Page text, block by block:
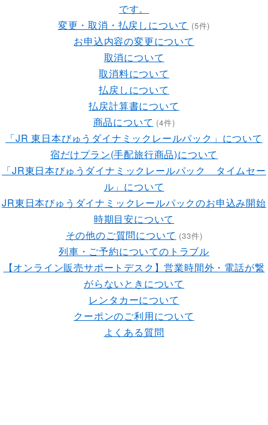
です。
変更・取消・払戻しについて (5件)
お申込内容の変更について
取消について
取消料について
払戻しについて
払戻計算書について
商品について (4件)
「JR 東日本びゅうダイナミックレールパック」について
宿だけプラン(手配旅行商品)について
「JR東日本びゅうダイナミックレールパック タイムセー
ル」について
JR東日本びゅうダイナミックレールパックのお申込み開始
時期目安について
その他のご質問について (33件)
列車・ご予約についてのトラブル
【オンライン販売サポートデスク】営業時間外・電話が繋
がらないときについて
レンタカーについて
クーポンのご利用について
よくある質問